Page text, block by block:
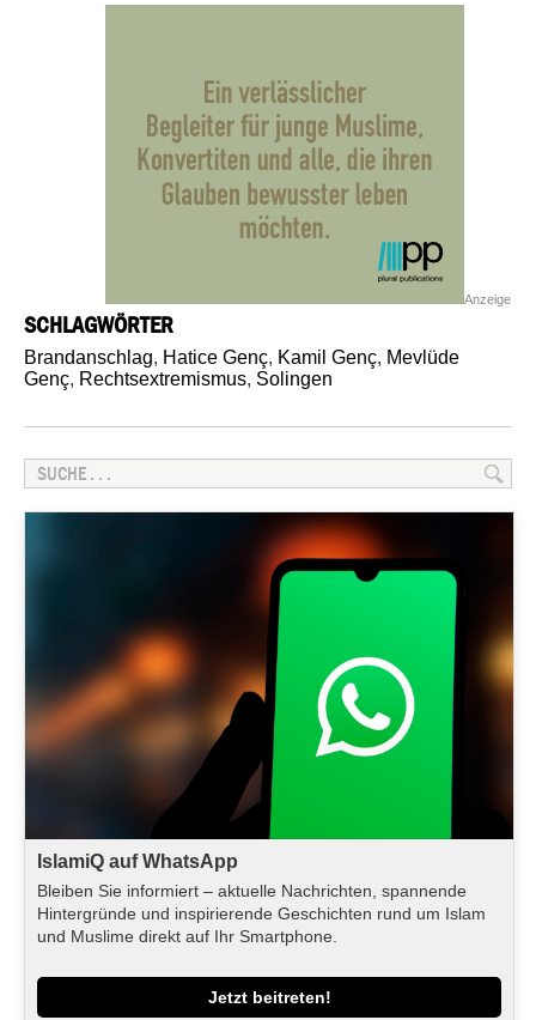
Anzeige
SCHLAGWÖRTER
Brandanschlag, Hatice Genç, Kamil Genç, Mevlüde
Genç, Rechtsextremismus, Solingen
IslamiQ auf WhatsApp
Bleiben Sie informiert – aktuelle Nachrichten, spannende
Hintergründe und inspirierende Geschichten rund um Islam
und Muslime direkt auf Ihr Smartphone.
Jetzt beitreten!